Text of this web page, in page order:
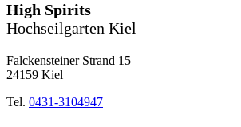
High Spirits
Hochseilgarten Kiel
Falckensteiner Strand 15
24159 Kiel
Tel. 0431-3104947